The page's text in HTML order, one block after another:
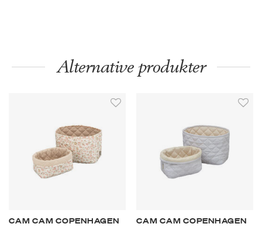
Alternative produkter
CAM CAM COPENHAGEN
CAM CAM COPENHAGEN